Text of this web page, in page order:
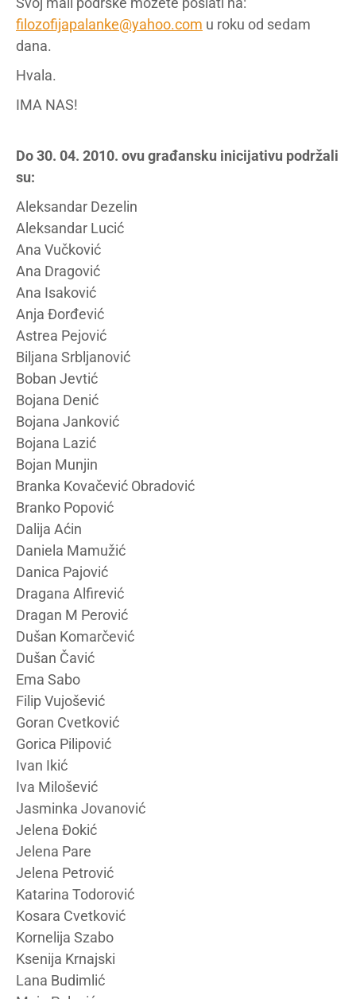
filozofijapalanke@yahoo.com u roku od sedam
dana.
Hvala.
IMA NAS!
Do 30. 04. 2010. ovu građansku inicijativu podržali
su:
Aleksandar Dezelin
Aleksandar Lucić
Ana Vučković
Ana Dragović
Ana Isaković
Anja Đorđević
Astrea Pejović
Biljana Srbljanović
Boban Jevtić
Bojana Denić
Bojana Janković
Bojana Lazić
Bojan Munjin
Branka Kovačević Obradović
Branko Popović
Dalija Aćin
Daniela Mamužić
Danica Pajović
Dragana Alfirević
Dragan M Perović
Dušan Komarčević
Dušan Čavić
Ema Sabo
Filip Vujošević
Goran Cvetković
Gorica Pilipović
Ivan Ikić
Iva Milošević
Jasminka Jovanović
Jelena Đokić
Jelena Pare
Jelena Petrović
Katarina Todorović
Kosara Cvetković
Kornelija Szabo
Ksenija Krnajski
Lana Budimlić